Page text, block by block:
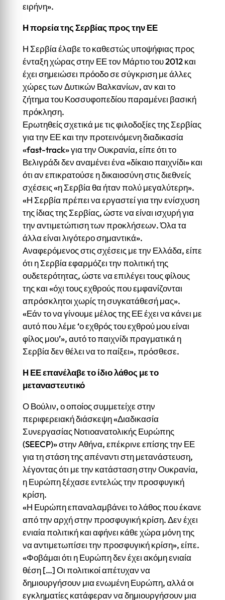
ειρήνη».
Η πορεία της Σερβίας προς την ΕΕ
Η Σερβία έλαβε το καθεστώς υποψήφιας προς
ένταξη χώρας στην ΕΕ τον Μάρτιο του 2012 και
έχει σημειώσει πρόοδο σε σύγκριση με άλλες
χώρες των Δυτικών Βαλκανίων, αν και το
ζήτημα του Κοσσυφοπεδίου παραμένει βασική
πρόκληση.
Ερωτηθείς σχετικά με τις φιλοδοξίες της Σερβίας
για την ΕΕ και την προτεινόμενη διαδικασία
«fast-track» για την Ουκρανία, είπε ότι το
Βελιγράδι δεν αναμένει ένα «δίκαιο παιχνίδι» και
ότι αν επικρατούσε η δικαιοσύνη στις διεθνείς
σχέσεις «η Σερβία θα ήταν πολύ μεγαλύτερη».
«Η Σερβία πρέπει να εργαστεί για την ενίσχυση
της ίδιας της Σερβίας, ώστε να είναι ισχυρή για
την αντιμετώπιση των προκλήσεων. Όλα τα
άλλα είναι λιγότερο σημαντικά».
Αναφερόμενος στις σχέσεις με την Ελλάδα, είπε
ότι η Σερβία εφαρμόζει την πολιτική της
ουδετερότητας, ώστε να επιλέγει τους φίλους
της και «όχι τους εχθρούς που εμφανίζονται
απρόσκλητοι χωρίς τη συγκατάθεσή μας».
«Εάν το να γίνουμε μέλος της ΕΕ έχει να κάνει με
αυτό που λέμε ‘ο εχθρός του εχθρού μου είναι
φίλος μου’», αυτό το παιχνίδι πραγματικά η
Σερβία δεν θέλει να το παίξει», πρόσθεσε.
Η ΕΕ επανέλαβε το ίδιο λάθος με το
μεταναστευτικό
Ο Βούλιν, ο οποίος συμμετείχε στην
περιφερειακή διάσκεψη «Διαδικασία
Συνεργασίας Νοτιοανατολικής Ευρώπης
(SEECP)» στην Αθήνα, επέκρινε επίσης την ΕΕ
για τη στάση της απέναντι στη μετανάστευση,
λέγοντας ότι με την κατάσταση στην Ουκρανία,
η Ευρώπη ξέχασε εντελώς την προσφυγική
κρίση.
«Η Ευρώπη επαναλαμβάνει το λάθος που έκανε
από την αρχή στην προσφυγική κρίση. Δεν έχει
ενιαία πολιτική και αφήνει κάθε χώρα μόνη της
να αντιμετωπίσει την προσφυγική κρίση», είπε.
«Φοβάμαι ότι η Ευρώπη δεν έχει ακόμη ενιαία
θέση […] Οι πολιτικοί απέτυχαν να
δημιουργήσουν μια ενωμένη Ευρώπη, αλλά οι
εγκληματίες κατάφεραν να δημιουργήσουν μια